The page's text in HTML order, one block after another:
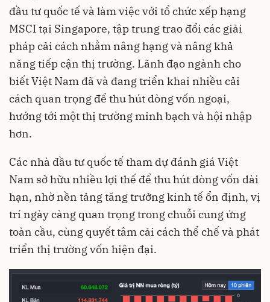
đầu tư quốc tế và làm việc với tổ chức xếp hạng
MSCI tại Singapore, tập trung trao đổi các giải
pháp cải cách nhằm nâng hạng và nâng khả
năng tiếp cận thị trường. Lãnh đạo ngành cho
biết Việt Nam đã và đang triển khai nhiều cải
cách quan trọng để thu hút dòng vốn ngoại,
hướng tới một thị trường minh bạch và hội nhập
hơn.
Các nhà đầu tư quốc tế tham dự đánh giá Việt
Nam sở hữu nhiều lợi thế để thu hút dòng vốn dài
hạn, nhờ nền tảng tăng trưởng kinh tế ổn định, vị
trí ngày càng quan trọng trong chuỗi cung ứng
toàn cầu, cùng quyết tâm cải cách thể chế và phát
triển thị trường vốn hiện đại.